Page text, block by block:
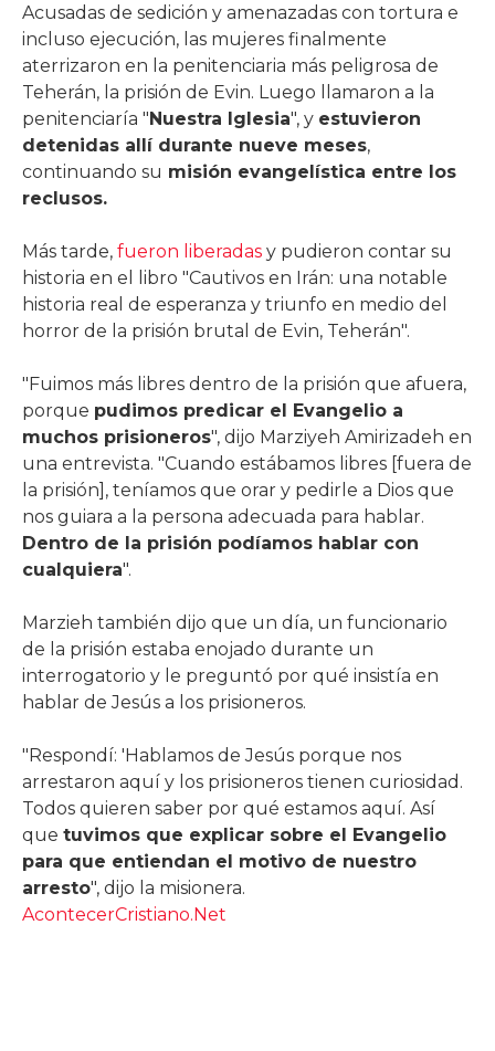
Acusadas de sedición y amenazadas con tortura e
incluso ejecución, las mujeres finalmente
aterrizaron en la penitenciaria más peligrosa de
Teherán, la prisión de Evin. Luego llamaron a la
penitenciaría "Nuestra Iglesia", y estuvieron
detenidas allí durante nueve meses,
continuando su misión evangelística entre los
reclusos.
Más tarde, fueron liberadas y pudieron contar su
historia en el libro "Cautivos en Irán: una notable
historia real de esperanza y triunfo en medio del
horror de la prisión brutal de Evin, Teherán".
"Fuimos más libres dentro de la prisión que afuera,
porque pudimos predicar el Evangelio a
muchos prisioneros", dijo Marziyeh Amirizadeh en
una entrevista. "Cuando estábamos libres [fuera de
la prisión], teníamos que orar y pedirle a Dios que
nos guiara a la persona adecuada para hablar.
Dentro de la prisión podíamos hablar con
cualquiera".
Marzieh también dijo que un día, un funcionario
de la prisión estaba enojado durante un
interrogatorio y le preguntó por qué insistía en
hablar de Jesús a los prisioneros.
"Respondí: 'Hablamos de Jesús porque nos
arrestaron aquí y los prisioneros tienen curiosidad.
Todos quieren saber por qué estamos aquí. Así
que tuvimos que explicar sobre el Evangelio
para que entiendan el motivo de nuestro
arresto", dijo la misionera.
AcontecerCristiano.Net